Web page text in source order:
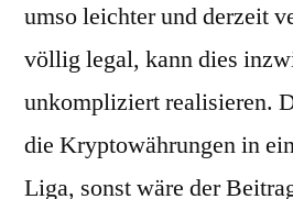
umso leichter und derzeit
völlig legal, kann dies
unkompliziert realisieren.
die Kryptowährungen in
Liga, sonst wäre der